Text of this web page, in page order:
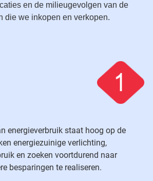
en de milieugevolgen van de
die we inkopen en verkopen.
energieverbruik staat hoog op de
energiezuinige verlichting,
en zoeken voortdurend naar
besparingen te realiseren.